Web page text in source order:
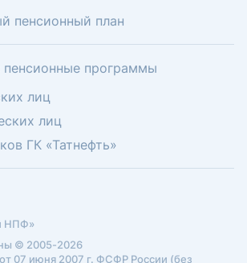
пенсионный план
пенсионные программы
лиц
лиц
ГК «Татнефть»
НПФ»
© 2005-2026
07 июня 2007 г. ФСФР России (без